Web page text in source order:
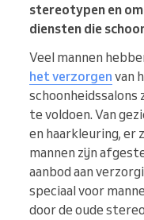
stereotypen en
diensten die
Veel mannen
het verzorgen van
schoonheidssalons
te voldoen. Van
en haarkleuring, er
mannen zijn
aanbod aan
speciaal voor
door de oude